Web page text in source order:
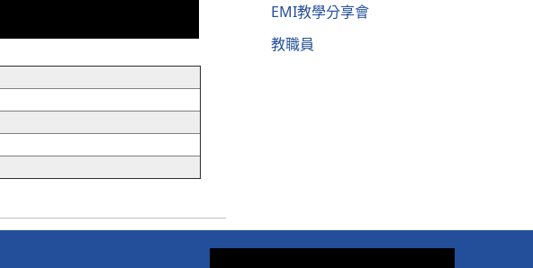
EMI教學分享會
教職員